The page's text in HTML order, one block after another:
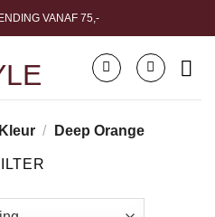
VANAF 75,-
/ Deep Orange